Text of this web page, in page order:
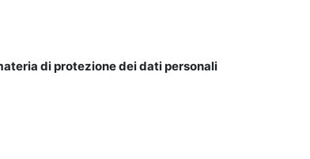
di protezione dei dati personali